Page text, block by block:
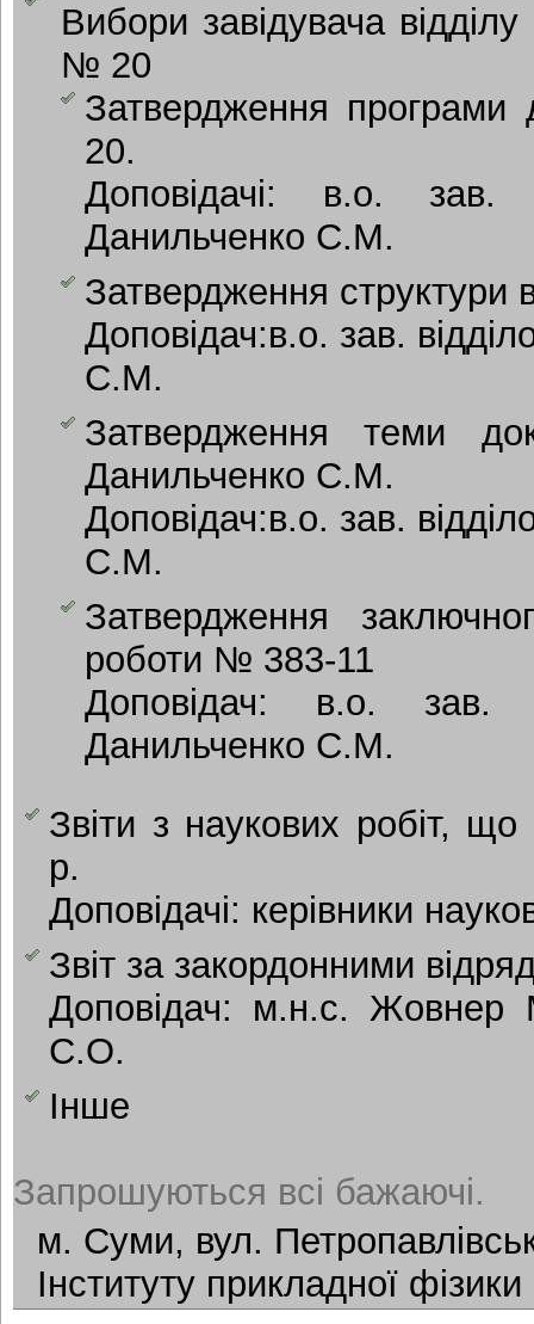
Вибори завідувача відділу
№ 20
Затвердження програми
20.
Доповідачі: в.о.
Данильченко С.М.
Затвердження структури
Доповідач:в.о. зав.
С.М.
Затвердження теми
Данильченко С.М.
Доповідач:в.о. зав.
С.М.
Затвердження
роботи № 383-11
Доповідач: в.о.
Данильченко С.М.
Звіти з наукових робіт,
р.
Доповідачі: керівники
Звіт за закордонними
Доповідач: м.н.с.
С.О.
Інше
Запрошуються всі бажаючі.
м. Суми, вул.
Інституту прикладної фізики